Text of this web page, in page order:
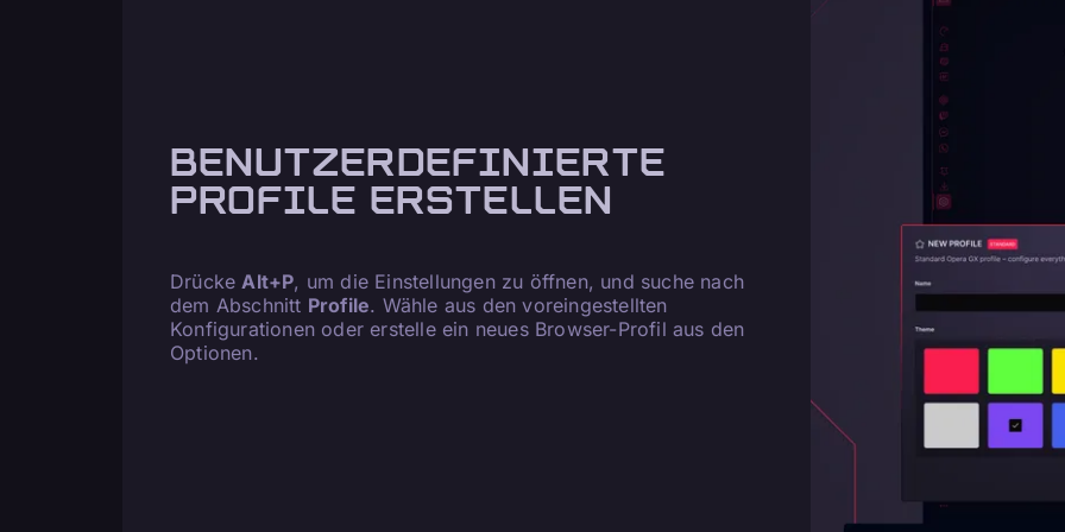
BENUTZERDEFINIERTE
PROFILE ERSTELLEN
Drücke Alt+P, um die Einstellungen zu öffnen, und suche nach
dem Abschnitt Profile. Wähle aus den voreingestellten
Konfigurationen oder erstelle ein neues Browser-Profil aus den
Optionen.